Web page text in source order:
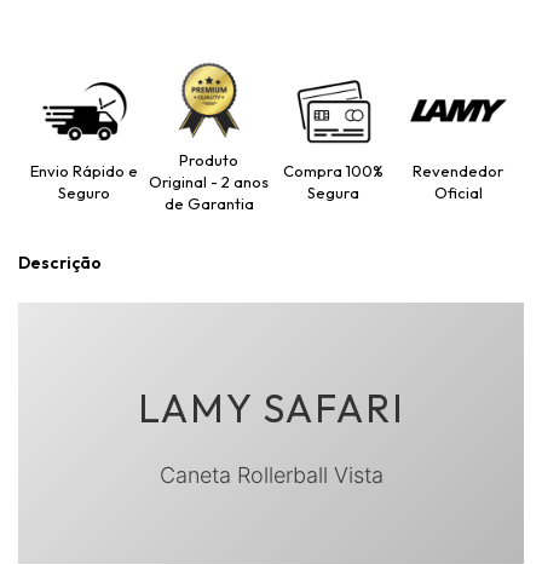
Envio Rápido e
Seguro
Produto
Original - 2 anos
de Garantia
Compra 100%
Segura
Revendedor
Oficial
Descrição
LAMY SAFARI
Caneta Rollerball Vista